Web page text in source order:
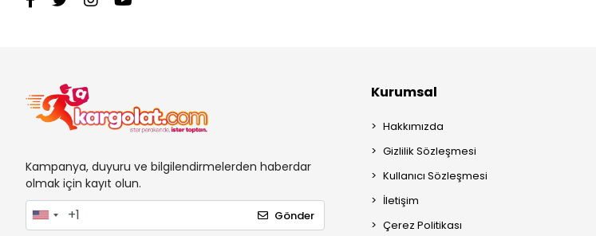
Kampanya, duyuru ve bilgilendirmelerden haberdar
olmak için kayıt olun.
Gönder
Kurumsal
Hakkımızda
Gizlilik Sözleşmesi
Kullanıcı Sözleşmesi
İletişim
Çerez Politikası